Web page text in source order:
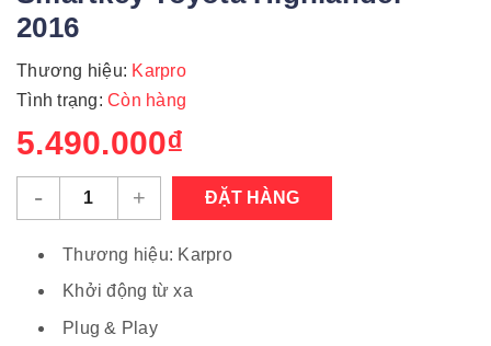
2016
Thương hiệu: Karpro
Tình trạng: Còn hàng
5.490.000₫
- + ĐẶT HÀNG
Thương hiệu: Karpro
Khởi động từ xa
Plug & Play